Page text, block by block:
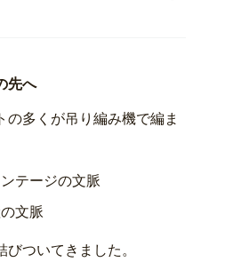
先へ
の多くが吊り編み機で編ま
テージの文脈
文脈
ついてきました。